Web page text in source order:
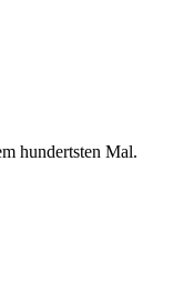
hundertsten Mal.